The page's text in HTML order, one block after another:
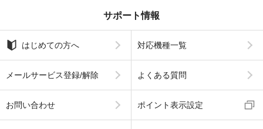
サポート情報
はじめての方へ 対応機種一覧
メールサービス登録/解除 よくある質問
お問い合わせ ポイント表示設定